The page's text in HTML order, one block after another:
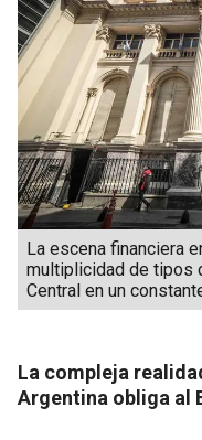
La escena financiera
multiplicidad de tipos
Central en un
La compleja
Argentina obliga al